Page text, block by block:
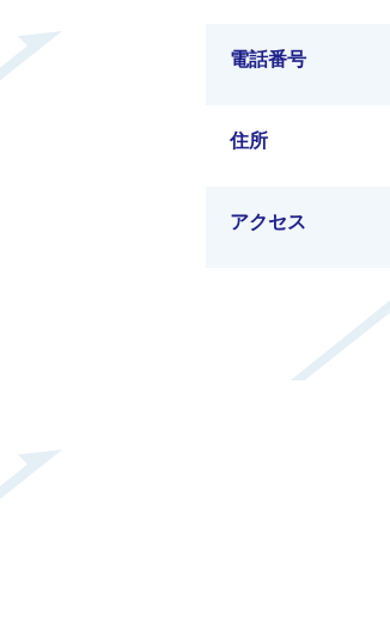
電話番号
住所
アクセス